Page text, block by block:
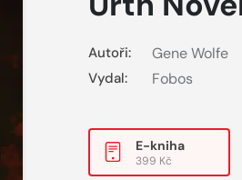
Autoři: Gene Wolfe
Vydal: Fobos
E-kniha
399 Kč